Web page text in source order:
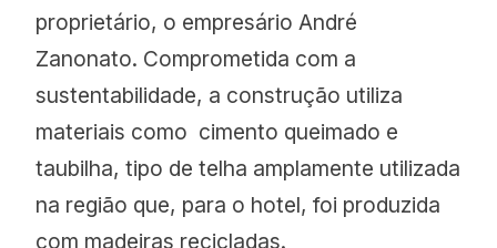
proprietário, o empresário André
Zanonato. Comprometida com a
sustentabilidade, a construção utiliza
materiais como cimento queimado e
taubilha, tipo de telha amplamente utilizada
na região que, para o hotel, foi produzida
com madeiras recicladas.